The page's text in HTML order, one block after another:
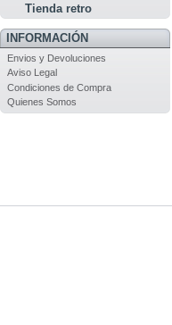
Tienda retro
INFORMACIÓN
Envios y Devoluciones
Aviso Legal
Condiciones de Compra
Quienes Somos